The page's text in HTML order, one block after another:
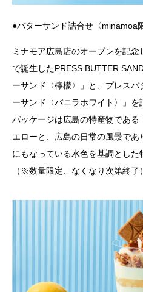
●バターサンド詰合せ〈minamoa
ミナモア広島店のオープンを記
で誕生したPRESS BUTTER
ーサンド〈檸檬〉」と、プレス
ーサンド〈バニラホワイト〉」を
パッケージは広島の特産物であ
エローと、広島の日常の風景で
にもなっている水色を基調とした
（※数量限定、なくなり次第終了）